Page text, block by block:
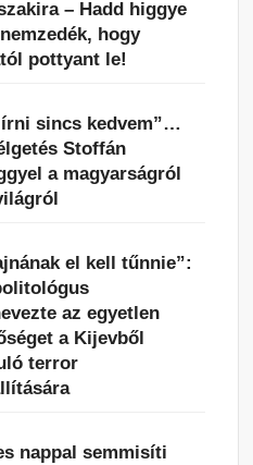
– Hadd higgye
hogy
pottyant le!
írni sincs kedvem”…
Stoffán
a magyarságról
el kell tűnnie”:
az egyetlen
a Kijevből
terror
nappal semmisíti